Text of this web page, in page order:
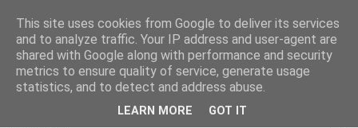
e-comm
Blog zum österreichischen und europäischen Recht der
elektronischen Kommunikationsnetze und -dienste
This site uses cookies from Google to deliver its services
and to analyze traffic. Your IP address and user-agent are
shared with Google along with performance and security
metrics to ensure quality of service, generate usage
statistics, and to detect and address abuse.
LEARN MORE GOT IT